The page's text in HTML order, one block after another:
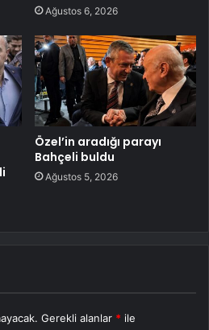
Ağustos 6, 2026
Özel’in aradığı parayı
Bahçeli buldu
Ağustos 5, 2026
Gerekli alanlar * ile